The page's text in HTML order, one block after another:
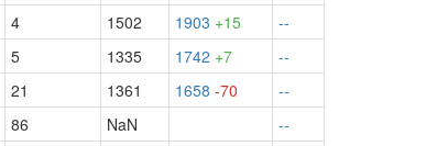
4 1502 1903 +15
--
5 1335 1742 +7
--
21 1361 1658 -70
--
86 NaN
--